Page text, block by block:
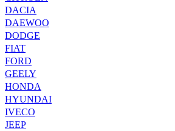
DACIA
DAEWOO
DODGE
FIAT
FORD
GEELY
HONDA
HYUNDAI
IVECO
JEEP